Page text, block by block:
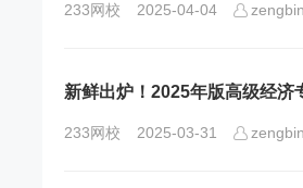
233网校 2025-04-04 zengbin
新鲜出炉！2025年版高级经济
233网校 2025-03-31 zengbin